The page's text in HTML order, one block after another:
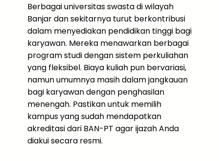
Berbagai universitas swasta di wilayah
Banjar dan sekitarnya turut berkontribusi
dalam menyediakan pendidikan tinggi bagi
karyawan. Mereka menawarkan berbagai
program studi dengan sistem perkuliahan
yang fleksibel. Biaya kuliah pun bervariasi,
namun umumnya masih dalam jangkauan
bagi karyawan dengan penghasilan
menengah. Pastikan untuk memilih
kampus yang sudah mendapatkan
akreditasi dari BAN-PT agar ijazah Anda
diakui secara resmi.